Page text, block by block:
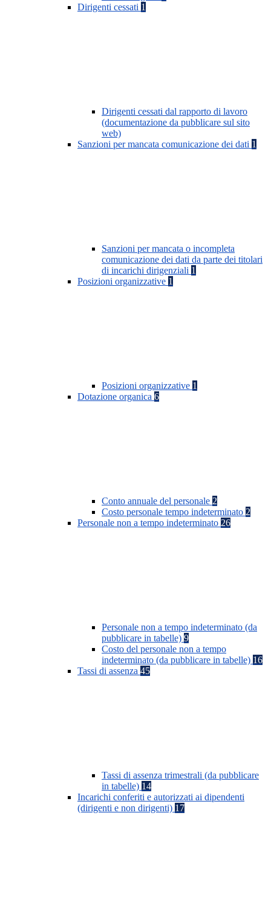
Dirigenti cessati 1
Dirigenti cessati dal rapporto di lavoro
(documentazione da pubblicare sul sito
web)
Sanzioni per mancata comunicazione dei dati 1
Sanzioni per mancata o incompleta
comunicazione dei dati da parte dei titolari
di incarichi dirigenziali 1
Posizioni organizzative 1
Posizioni organizzative 1
Dotazione organica 6
Conto annuale del personale 2
Costo personale tempo indeterminato 2
Personale non a tempo indeterminato 26
Personale non a tempo indeterminato (da
pubblicare in tabelle) 9
Costo del personale non a tempo
indeterminato (da pubblicare in tabelle) 16
Tassi di assenza 45
Tassi di assenza trimestrali (da pubblicare
in tabelle) 14
Incarichi conferiti e autorizzati ai dipendenti
(dirigenti e non dirigenti) 17